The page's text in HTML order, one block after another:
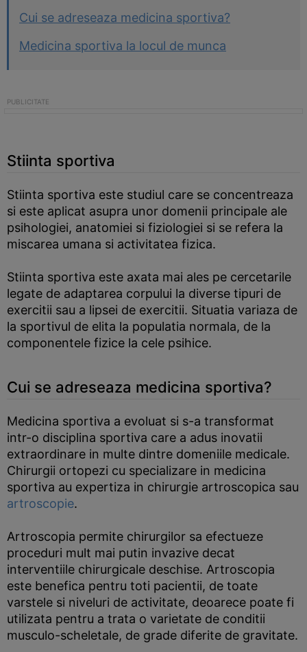
Cui se adreseaza medicina sportiva?
Medicina sportiva la locul de munca
Stiinta sportiva
Stiinta sportiva este studiul care se concentreaza
si este aplicat asupra unor domenii principale ale
psihologiei, anatomiei si fiziologiei si se refera la
miscarea umana si activitatea fizica.
Stiinta sportiva este axata mai ales pe cercetarile
legate de adaptarea corpului la diverse tipuri de
exercitii sau a lipsei de exercitii. Situatia variaza de
la sportivul de elita la populatia normala, de la
componentele fizice la cele psihice.
Cui se adreseaza medicina sportiva?
Medicina sportiva a evoluat si s-a transformat
intr-o disciplina sportiva care a adus inovatii
extraordinare in multe dintre domeniile medicale.
Chirurgii ortopezi cu specializare in medicina
sportiva au expertiza in chirurgie artroscopica sau
artroscopie.
Artroscopia permite chirurgilor sa efectueze
proceduri mult mai putin invazive decat
interventiile chirurgicale deschise. Artroscopia
este benefica pentru toti pacientii, de toate
varstele si niveluri de activitate, deoarece poate fi
utilizata pentru a trata o varietate de conditii
musculo-scheletale, de grade diferite de gravitate.